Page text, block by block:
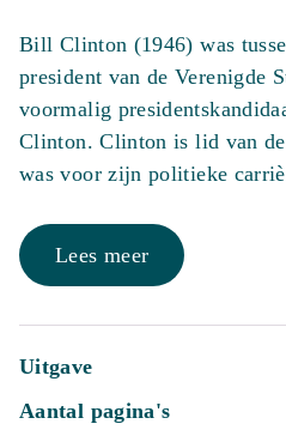
Bill Clinton (1946) was
president van de Verenigde
voormalig
Clinton. Clinton is lid van
was voor zijn politieke
Lees meer
Uitgave
Aantal pagina's